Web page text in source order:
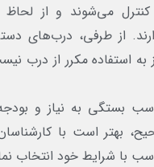
کنترل می‌شوند و از
از طرفی، درب‌های دستی
استفاده مکرر از درب
بستگی به نیاز و بودجه
بهتر است با
با شرایط خود انتخاب